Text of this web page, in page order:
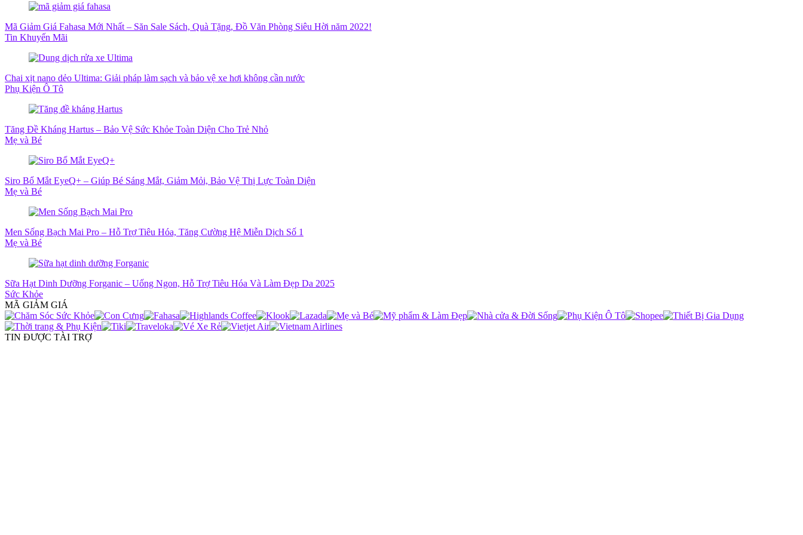
Mã Giảm Giá Fahasa Mới Nhất – Săn Sale Sách, Quà Tặng, Đồ Văn Phòng Siêu Hời năm 2022!
Tin Khuyến Mãi
Chai xịt nano dẻo Ultima: Giải pháp làm sạch và bảo vệ xe hơi không cần nước
Phụ Kiện Ô Tô
Tăng Đề Kháng Hartus – Bảo Vệ Sức Khỏe Toàn Diện Cho Trẻ Nhỏ
Mẹ và Bé
Siro Bổ Mắt EyeQ+ – Giúp Bé Sáng Mắt, Giảm Mỏi, Bảo Vệ Thị Lực Toàn Diện
Mẹ và Bé
Men Sống Bạch Mai Pro – Hỗ Trợ Tiêu Hóa, Tăng Cường Hệ Miễn Dịch Số 1
Mẹ và Bé
Sữa Hạt Dinh Dưỡng Forganic – Uống Ngon, Hỗ Trợ Tiêu Hóa Và Làm Đẹp Da 2025
Sức Khỏe
MÃ GIẢM GIÁ
TIN ĐƯỢC TÀI TRỢ